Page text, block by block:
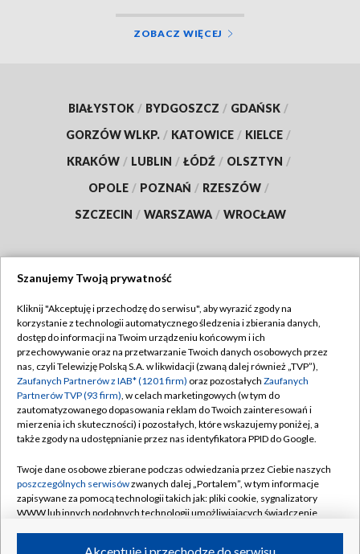
ZOBACZ WIĘCEJ
BIAŁYSTOK / BYDGOSZCZ / GDAŃSK /
GORZÓW WLKP. / KATOWICE / KIELCE /
KRAKÓW / LUBLIN / ŁÓDŹ / OLSZTYN /
OPOLE / POZNAŃ / RZESZÓW /
SZCZECIN / WARSZAWA / WROCŁAW
TVP
Abonament TVP
Emisja w TVP
Centrum informacji TVP
Naziemna Telewizja Cyfrowa
Rada Programowa
System NOS
Informacje o nadawcy
Regulamin TVP
Polityka prywatności
Moje zgody
Pomoc
Kontakt
Kanały
Szanujemy Twoją prywatność
Kliknij "Akceptuję i przechodzę do serwisu", aby wyrazić zgody na
korzystanie z technologii automatycznego śledzenia i zbierania danych,
dostęp do informacji na Twoim urządzeniu końcowym i ich
przechowywanie oraz na przetwarzanie Twoich danych osobowych przez
nas, czyli Telewizję Polską S.A. w likwidacji (zwaną dalej również „TVP”),
Zaufanych Partnerów z IAB* (1201 firm) oraz pozostałych Zaufanych
Partnerów TVP (93 firm), w celach marketingowych (w tym do
zautomatyzowanego dopasowania reklam do Twoich zainteresowań i
mierzenia ich skuteczności) i pozostałych, które wskazujemy poniżej, a
także zgody na udostępnianie przez nas identyfikatora PPID do Google.
Twoje dane osobowe zbierane podczas odwiedzania przez Ciebie naszych
poszczególnych serwisówzwanych dalej „Portalem”, w tym informacje
zapisywane za pomocą technologii takich jak: pliki cookie, sygnalizatory
WWW lub innych podobnych technologii umożliwiających świadczenie